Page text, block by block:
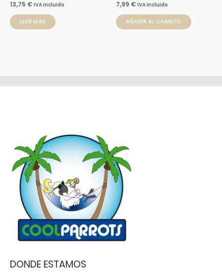
13,75 € IVA Incluido
LEER MÁS
7,99 € IVA Incluido
AÑADIR AL CARRITO
DONDE ESTAMOS